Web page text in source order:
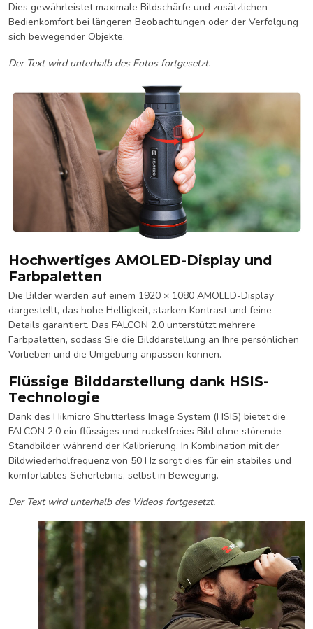
Dies gewährleistet maximale Bildschärfe und zusätzlichen
Bedienkomfort bei längeren Beobachtungen oder der Verfolgung
sich bewegender Objekte.
Der Text wird unterhalb des Fotos fortgesetzt.
Hochwertiges AMOLED-Display und
Farbpaletten
Die Bilder werden auf einem 1920 × 1080 AMOLED-Display
dargestellt, das hohe Helligkeit, starken Kontrast und feine
Details garantiert. Das FALCON 2.0 unterstützt mehrere
Farbpaletten, sodass Sie die Bilddarstellung an Ihre persönlichen
Vorlieben und die Umgebung anpassen können.
Flüssige Bilddarstellung dank HSIS-
Technologie
Dank des Hikmicro Shutterless Image System (HSIS) bietet die
FALCON 2.0 ein flüssiges und ruckelfreies Bild ohne störende
Standbilder während der Kalibrierung. In Kombination mit der
Bildwiederholfrequenz von 50 Hz sorgt dies für ein stabiles und
komfortables Seherlebnis, selbst in Bewegung.
Der Text wird unterhalb des Videos fortgesetzt.